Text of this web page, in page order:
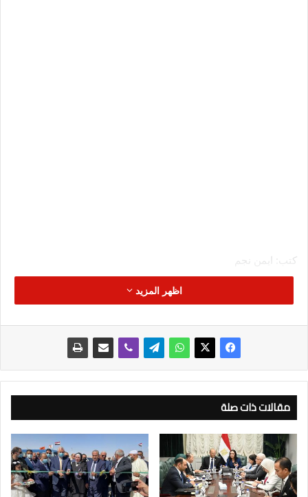
كتب: ايمن نجم
الجديدة، في خطوة تعكس جاهزية المشروع لبدء التنفيذ وفق رؤية
تخطيطية مدروسة ترتكز على جودة الحياة وتوفير أعلى معايير
من جانبه قال أحمد جمال الدين، رئيس مجلس إدارة، أعلنت شركة
Arabian Mark Developments، إن صدور القرار الوزاري يمثل
تأكيدًا على التزام الشركة بالعمل المؤسسي المنظم، لافتًا إلى أن
الشركة حريصة على بدء تنفيذ المشروع بأعلى معايير الجودة ووفقًا
للتعاقدات المحددة مع العملاء، فالشركة تستهدف تنفيذ مشروع مميز
في منطقة شرق القاهرة بالكامل يرسخ لمكانتها الرائدة في السوق
اظهر المزيد
مقالات ذات صلة